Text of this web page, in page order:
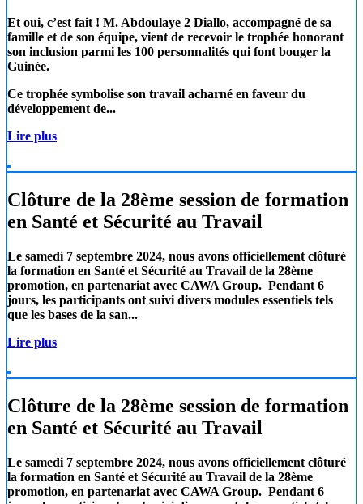
Et oui, c’est fait ! M. Abdoulaye 2 Diallo, accompagné de sa
famille et de son équipe, vient de recevoir le trophée honorant
son inclusion parmi les 100 personnalités qui font bouger la
Guinée.
Ce trophée symbolise son travail acharné en faveur du
développement de...
Lire plus
Clôture de la 28ème session de formation
en Santé et Sécurité au Travail
Le samedi 7 septembre 2024, nous avons officiellement clôturé
la formation en Santé et Sécurité au Travail de la 28ème
promotion, en partenariat avec CAWA Group. Pendant 6
jours, les participants ont suivi divers modules essentiels tels
que les bases de la san...
Lire plus
Clôture de la 28ème session de formation
en Santé et Sécurité au Travail
Le samedi 7 septembre 2024, nous avons officiellement clôturé
la formation en Santé et Sécurité au Travail de la 28ème
promotion, en partenariat avec CAWA Group. Pendant 6